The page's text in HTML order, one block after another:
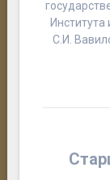
Института
С.И.